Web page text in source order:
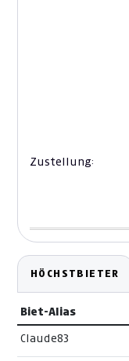
Zustellung:
HÖCHSTBIETER
Biet-Alias
Claude83